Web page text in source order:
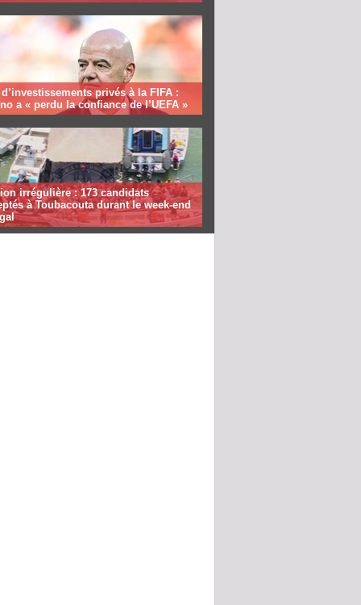
privés à la FIFA :
a « perdu la confiance de l’UEFA »
irrégulière : 173 candidats
à Toubacouta durant le week-end